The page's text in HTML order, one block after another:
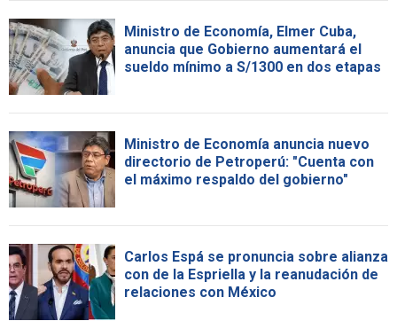
Ministro de Economía, Elmer Cuba,
anuncia que Gobierno aumentará el
sueldo mínimo a S/1300 en dos etapas
Ministro de Economía anuncia nuevo
directorio de Petroperú: "Cuenta con
el máximo respaldo del gobierno"
Carlos Espá se pronuncia sobre alianza
con de la Espriella y la reanudación de
relaciones con México